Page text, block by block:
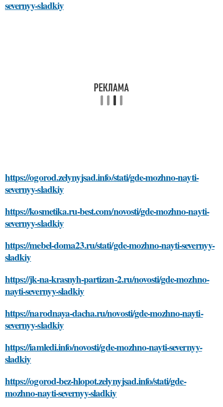
severnyy-sladkiy
https://ogorod.zelynyjsad.info/stati/gde-mozhno-nayti-
severnyy-sladkiy
https://kosmetika.ru-best.com/novosti/gde-mozhno-nayti-
severnyy-sladkiy
https://mebel-doma23.ru/stati/gde-mozhno-nayti-severnyy-
sladkiy
https://jk-na-krasnyh-partizan-2.ru/novosti/gde-mozhno-
nayti-severnyy-sladkiy
https://narodnaya-dacha.ru/novosti/gde-mozhno-nayti-
severnyy-sladkiy
https://iamledi.info/novosti/gde-mozhno-nayti-severnyy-
sladkiy
https://ogorod-bez-hlopot.zelynyjsad.info/stati/gde-
mozhno-nayti-severnyy-sladkiy